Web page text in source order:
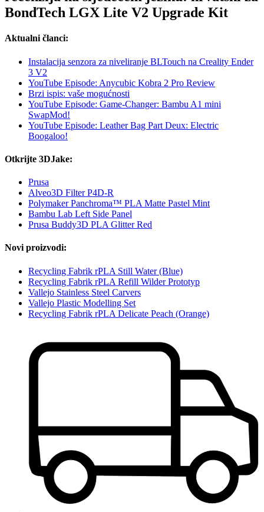
BondTech LGX Lite V2 Upgrade Kit
Aktualni članci:
Instalacija senzora za niveliranje BLTouch na Creality Ender
3 V2
YouTube Episode: Anycubic Kobra 2 Pro Review
Brzi ispis: vaše mogućnosti
YouTube Episode: Game-Changer: Bambu A1 mini
SwapMod!
YouTube Episode: Leather Bag Part Deux: Electric
Boogaloo!
Otkrijte 3DJake:
Prusa
Alveo3D Filter P4D-R
Polymaker Panchroma™ PLA Matte Pastel Mint
Bambu Lab Left Side Panel
Prusa Buddy3D PLA Glitter Red
Novi proizvodi:
Recycling Fabrik rPLA Still Water (Blue)
Recycling Fabrik rPLA Refill Wilder Prototyp
Vallejo Stainless Steel Carvers
Vallejo Plastic Modelling Set
Recycling Fabrik rPLA Delicate Peach (Orange)